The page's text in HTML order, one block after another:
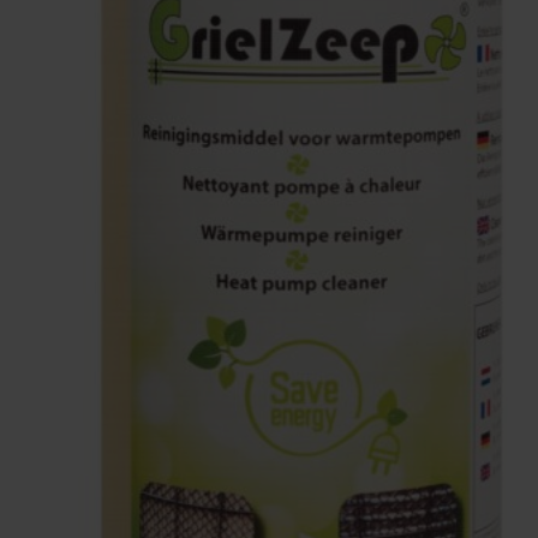
elektriciteitsnetwerk van de woning. Dit in
tegenstelling tot een normale on/off warmtepomp
waar de startstroom tot 5 keer de nominale stroom
Ontworpen voor Air -7 ° C
De Inverter+ warmtepomp is ontworpen voor
luchttemperaturen tot -7 ° C, waardoor het
zwembadseizoen verlegd kan worden.
TUV gecertificeerde klasse A waardes!
De verwarmingscapaciteit en COP (bij lucht 26°C /
water 26 ° C / vochtigheid 70%) van de Inverter+
gecertificeerd door TÜV
Rheinland en CETIAT Frankrijk.
Ze zijn in
overeenstemming met de Europese norm EN 14511